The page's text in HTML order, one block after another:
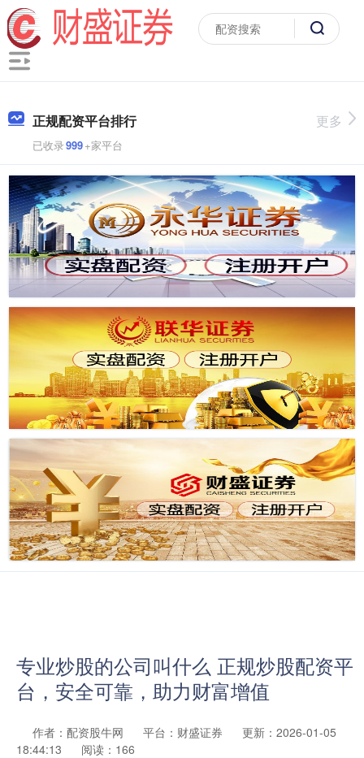
正规配资平台排行
已收录999+家平台
更多
专业炒股的公司叫什么 正规炒股配资平
台，安全可靠，助力财富增值
作者：配资股牛网 平台：财盛证券
更新：2026-01-05
18:44:13
阅读：166